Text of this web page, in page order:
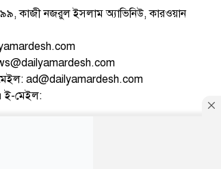
৯৯, কাজী নজরুল ইসলাম অ্যাভিনিউ, কারওয়ান
ad@dailyamardesh.com
ই-মেইল: